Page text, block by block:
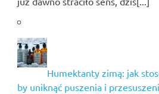
Humektanty zimą: jak
by uniknąć puszenia i